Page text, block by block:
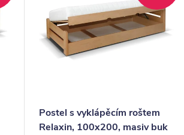
Postel s vyklápěcím roštem
Relaxin, 100x200, masiv buk